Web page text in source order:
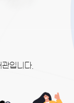
입니다.